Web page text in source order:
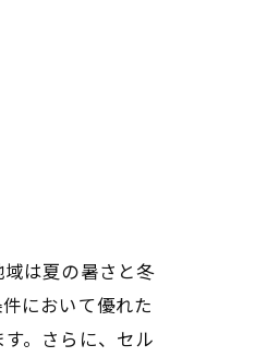
は夏の暑さと冬
において優れた
。さらに、セル